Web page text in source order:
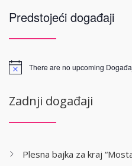
Predstojeći događaji
There are no upcoming
Zadnji događaji
Plesna bajka za kraj